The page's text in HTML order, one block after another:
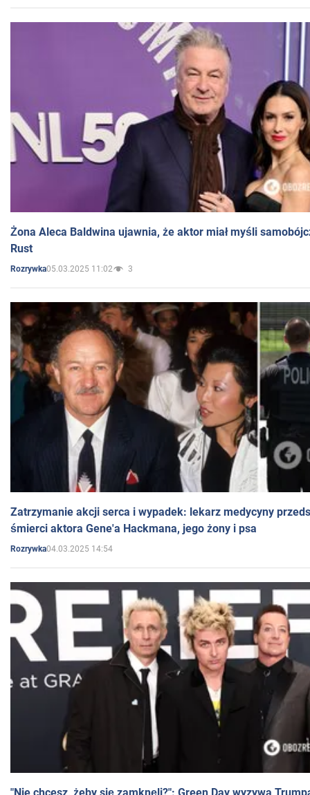
Żona Aleca Baldwina ujawnia, że aktor miał myśli
Rust
Rozrywka05.03.2025 11:02 3
Zatrzymanie akcji serca i wypadek: lekarz medycyny
śmierci aktora Gene'a Hackmana, jego żony i psa
Rozrywka04.03.2025 14:54